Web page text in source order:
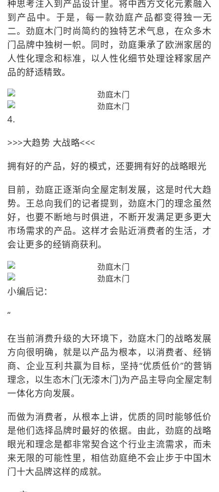
种思考注入到产品设计里。将中西方文化元素融入
到产品中。于是，每一款劲庭产品都变得独一无
二。劲庭木门时尚简约的独特艺术气息，在众多木
门品牌中独树一帜。同时，劲庭秉承了欧洲家居的
人性化理念和标准，以人性化细节处理诠释家居产
品的舒适精致。
4.
>>>大趋势 大战略<<<
拥有好的产品，好的模式，还要拥有好的战略眼光
目前，劲庭正逐渐向全屋定制发展，这是时代大趋
势。王总向我们的记者提到，劲庭木门的理念虽然
好，也要不断地与时俱进，不断开发满足更多更大
市场需求的产品。这样才会贴近消费者的生活，才
会让更多的经销商获利。
小编后记：
“
在当前消费升级的大环境下，劲庭木门的战略发展
方向很明确，就是以产品为根本，以消费者、经销
商、企业互利共赢为目标，坚持“优质低价”的营销
理念，以生态木门(无漆木门)为产品主导向全屋定制
一体化方向发展。
而做为消费者，从根本上讲，优质的同时能够低价
是他们选择品牌时最好的依据。由此，劲庭的战略
眼光和理念是都非常契合这个行业主流需求，而未
来无限的可能性里，相信劲庭绝不会止步于中国木
门十大品牌这样的成就。